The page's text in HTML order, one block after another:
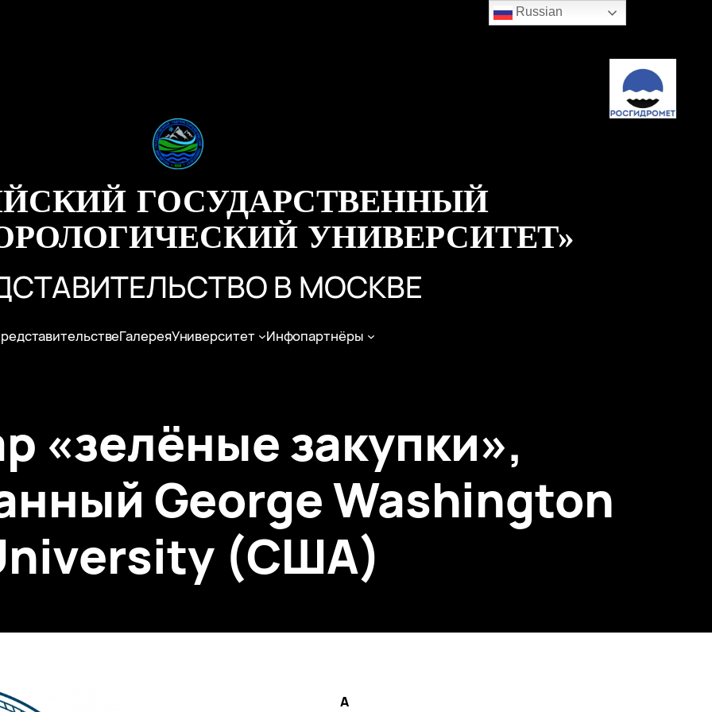
ГОСУДАРСТВЕННЫЙ
УНИВЕРСИТЕТ»
В МОСКВЕ
ГалереяУниверситет Инфопартнёры
«зелёные закупки»,
George Washington
(США)
A
Russian